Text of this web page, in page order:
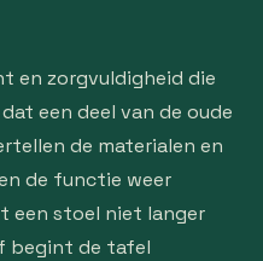
en zorgvuldigheid die
een deel van de oude
de materialen en
de functie weer
een stoel niet langer
begint de tafel